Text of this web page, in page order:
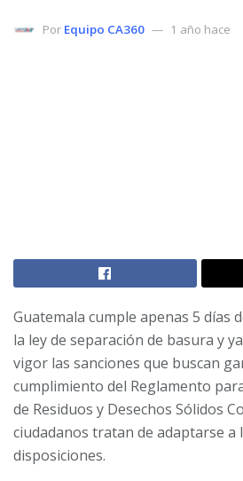
Por Equipo CA360 1 año hace
Guatemala cumple apenas 5 días
la ley de separación de basura y
vigor las sanciones que buscan
cumplimiento del Reglamento
de Residuos y Desechos Sólidos
ciudadanos tratan de adaptarse a
disposiciones.